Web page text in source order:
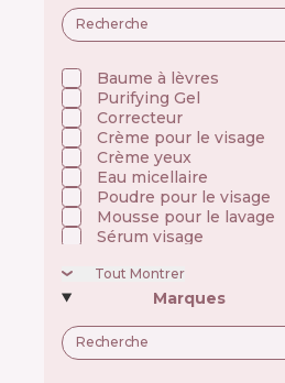
Niacinamide
Huiles
Panthénol (Vitamine B5)
Peptides
Polyphénol
Prébiotiques/Enzymes
Rétinoïdes (Vitamine A)
Silicones
Filtres UV
Baume à lèvres
Purifying Gel
Correcteur
Crème pour le visage
Crème yeux
Eau micellaire
Poudre pour le visage
Mousse pour le lavage
Sérum visage
Mascara
Tout Montrer
Marques